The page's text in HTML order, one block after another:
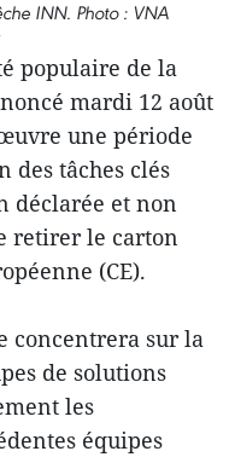
INN. Photo : VNA
populaire de la
mardi 12 août
une période
des tâches clés
déclarée et non
retirer le carton
(CE).
concentrera sur la
de solutions
les
équipes